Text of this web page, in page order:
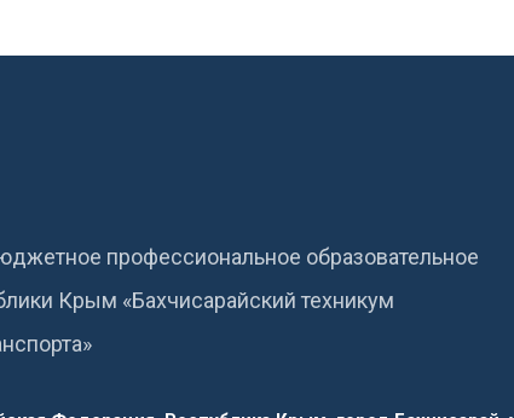
профессиональное образовательное
Крым «Бахчисарайский техникум